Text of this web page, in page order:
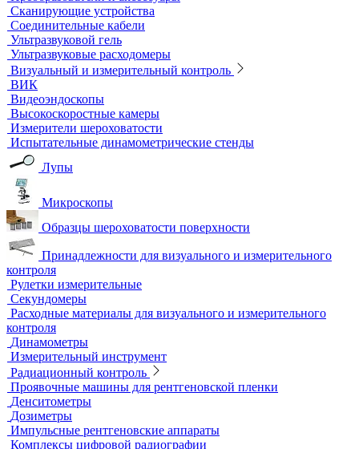
Ультразвуковой неразрушающий контроль
Ультразвуковые дефектоскопы
Ультразвуковые толщиномеры
Стандартные образцы (СОП)
Автоматизированный контроль
Преобразователи и аксессуары
Сканирующие устройства
Соединительные кабели
Ультразвуковой гель
Ультразвуковые расходомеры
Визуальный и измерительный контроль
ВИК
Видеоэндоскопы
Высокоскоростные камеры
Измерители шероховатости
Испытательные динамометрические стенды
Лупы
Микроскопы
Образцы шероховатости поверхности
Принадлежности для визуального и измерительного
контроля
Рулетки измерительные
Секундомеры
Расходные материалы для визуального и измерительного
контроля
Динамометры
Измерительный инструмент